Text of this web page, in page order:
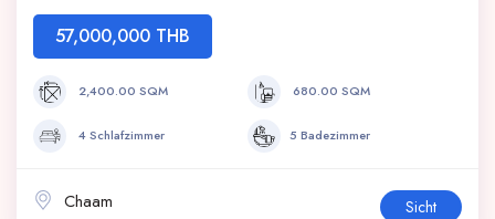
57,000,000 THB
2,400.00 SQM 680.00 SQM
4 Schlafzimmer 5 Badezimmer
Chaam Sicht